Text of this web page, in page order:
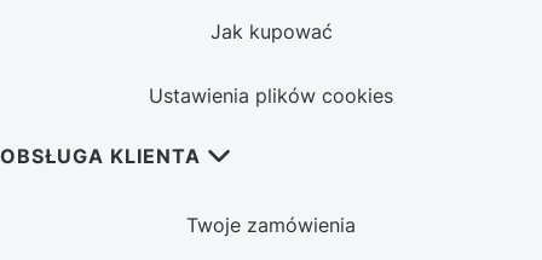
Jak kupować
Ustawienia plików cookies
OBSŁUGA KLIENTA
Twoje zamówienia